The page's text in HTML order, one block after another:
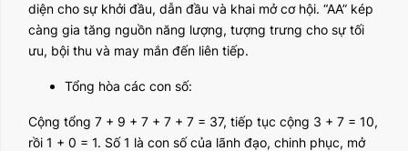
diện cho sự khởi đầu, dẫn đầu và khai mở cơ hội. “AA” kép
càng gia tăng nguồn năng lượng, tượng trưng cho sự tối
ưu, bội thu và may mắn đến liên tiếp.
Tổng hòa các con số:
Cộng tổng 7 + 9 + 7 + 7 + 7 = 37, tiếp tục cộng 3 + 7 = 10,
rồi 1 + 0 = 1. Số 1 là con số của lãnh đạo, chinh phục, mở